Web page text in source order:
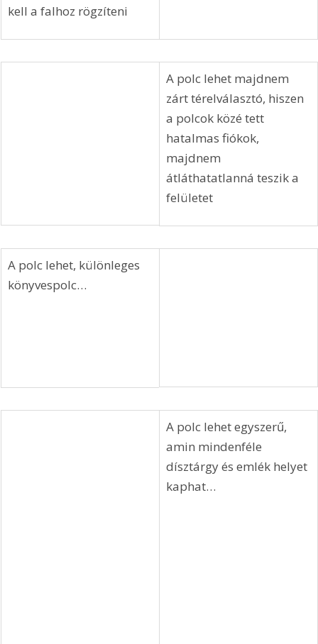
kell a falhoz rögzíteni
A polc lehet majdnem
zárt térelválasztó, hiszen
a polcok közé tett
hatalmas fiókok,
majdnem
átláthatatlanná teszik a
felületet
A polc lehet, különleges
könyvespolc…
A polc lehet egyszerű,
amin mindenféle
dísztárgy és emlék helyet
kaphat…